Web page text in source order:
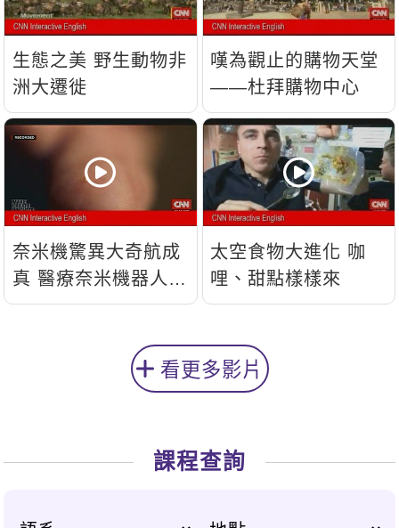
生態之美 野生動物非
洲大遷徙
嘆為觀止的購物天堂
——杜拜購物中心
奈米機驚異大奇航成
真 醫療奈米機器人問
世
太空食物大進化 咖
哩、甜點樣樣來
看更多影片
課程查詢